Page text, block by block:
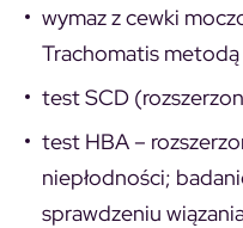
wymaz z cewki
Trachomatis metodą
test SCD
test HBA –
niepłodności;
sprawdzeniu